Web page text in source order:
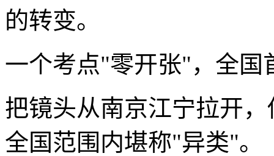
的转变。
一个考点"零开张"，全国
把镜头从南京江宁拉开
全国范围内堪称"异类"。